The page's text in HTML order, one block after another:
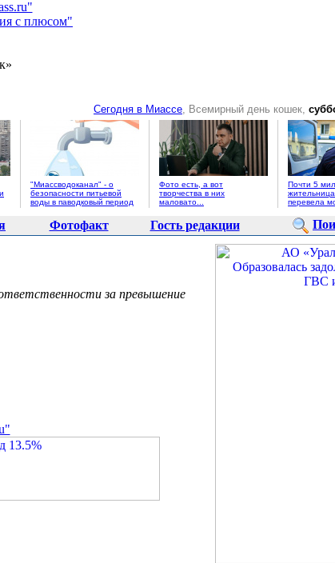
Сегодня в Миассе, Всемирный день кошек,
"Миассводоканал" - о
безопасности питьевой
воды в паводковый период
Фото есть, а вот
творчества в них
маловато...
Почти 5
перевела
Фотофакт Гость редакции
за превышение